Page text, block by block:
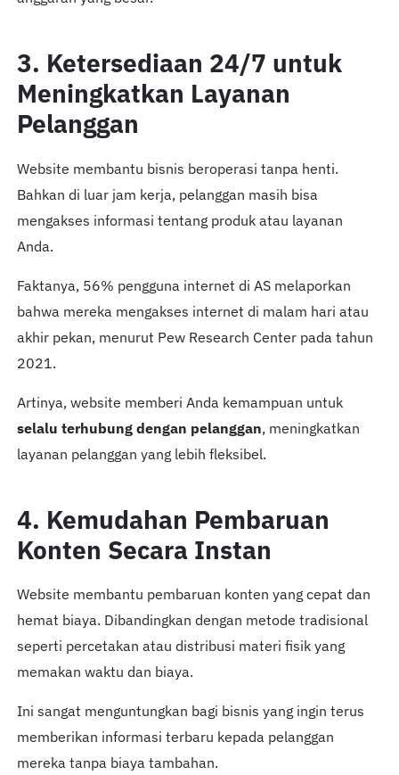
3. Ketersediaan 24/7 untuk
Meningkatkan Layanan
Pelanggan
Website membantu bisnis beroperasi tanpa henti.
Bahkan di luar jam kerja, pelanggan masih bisa
mengakses informasi tentang produk atau layanan
Anda.
Faktanya, 56% pengguna internet di AS melaporkan
bahwa mereka mengakses internet di malam hari atau
akhir pekan, menurut Pew Research Center pada tahun
2021.
Artinya, website memberi Anda kemampuan untuk
selalu terhubung dengan pelanggan, meningkatkan
layanan pelanggan yang lebih fleksibel.
4. Kemudahan Pembaruan
Konten Secara Instan
Website membantu pembaruan konten yang cepat dan
hemat biaya. Dibandingkan dengan metode tradisional
seperti percetakan atau distribusi materi fisik yang
memakan waktu dan biaya.
Ini sangat menguntungkan bagi bisnis yang ingin terus
memberikan informasi terbaru kepada pelanggan
mereka tanpa biaya tambahan.